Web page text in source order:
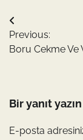
Yazı
gezinmesi
Previous:
Boru Cekme Ve
Bir yanıt yazın
E-posta